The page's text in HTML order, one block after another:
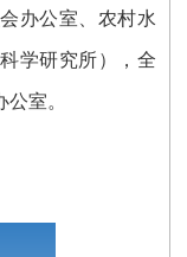
办公室、农村水
学研究所），全
公室。